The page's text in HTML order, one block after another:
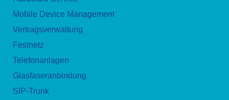
Mobile Device Management
Vertragsverwaltung
Festnetz
Telefonanlagen
Glasfaseranbindung
SIP-Trunk